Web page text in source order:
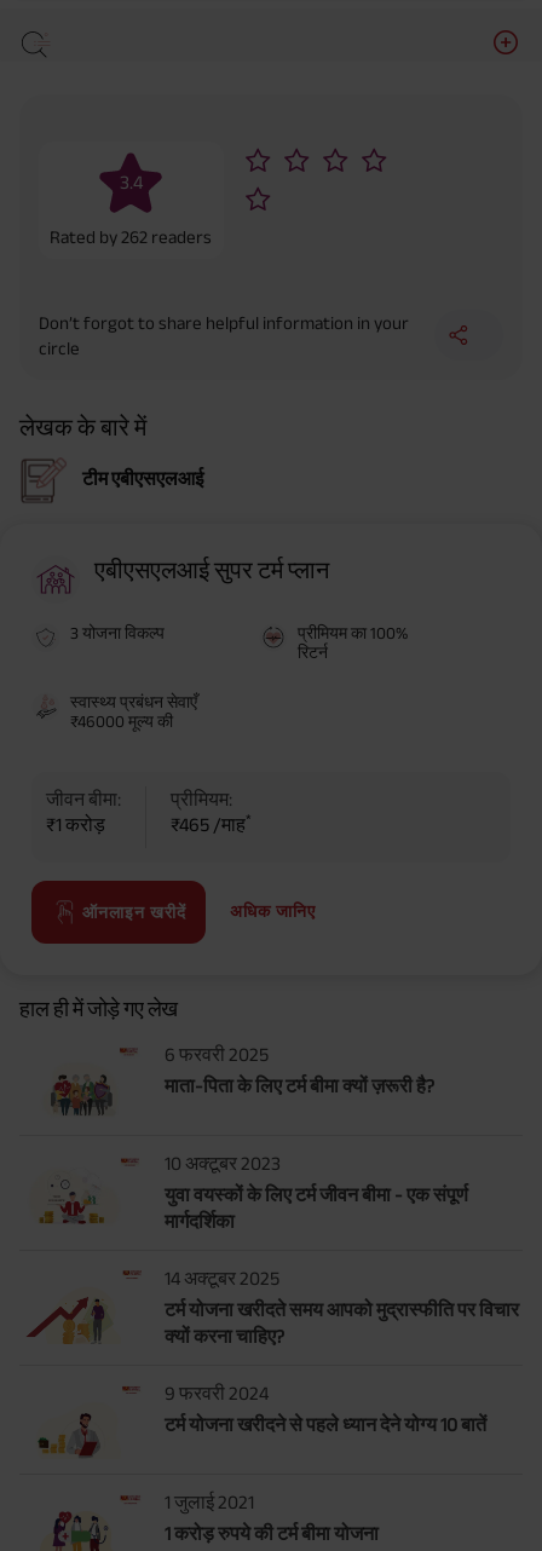
3.4
Rated by 262 readers
Don’t forgot to share helpful information in your
circle
लेखक के बारे में
टीम एबीएसएलआई
एबीएसएलआई सुपर टर्म प्लान
3 योजना विकल्प
प्रीमियम का 100%
रिटर्न
स्वास्थ्य प्रबंधन सेवाएँ
₹46000 मूल्य की
जीवन बीमा:
₹1 करोड़
प्रीमियम:
₹465 /माह*
ऑनलाइन खरीदें अधिक जानिए
हाल ही में जोड़े गए लेख
6 फरवरी 2025
माता-पिता के लिए टर्म बीमा क्यों ज़रूरी है?
10 अक्टूबर 2023
युवा वयस्कों के लिए टर्म जीवन बीमा - एक संपूर्ण
मार्गदर्शिका
14 अक्टूबर 2025
टर्म योजना खरीदते समय आपको मुद्रास्फीति पर विचार
क्यों करना चाहिए?
9 फरवरी 2024
टर्म योजना खरीदने से पहले ध्यान देने योग्य 10 बातें
1 जुलाई 2021
1 करोड़ रुपये की टर्म बीमा योजना